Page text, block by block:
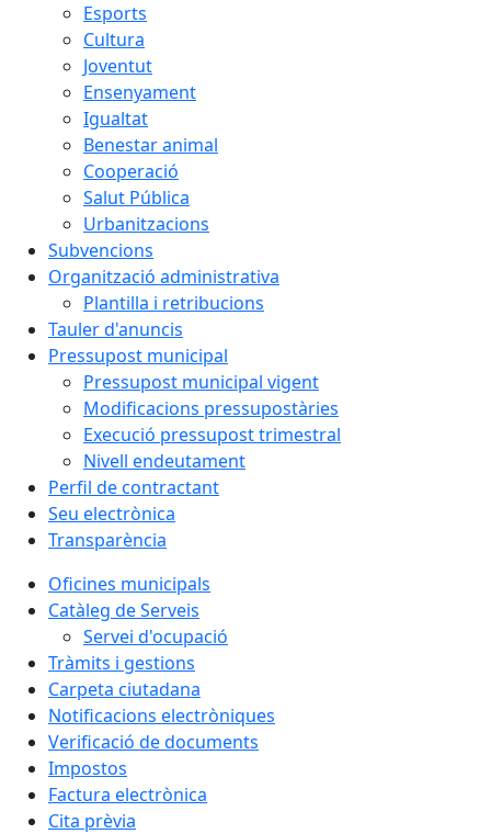
Esports
Cultura
Joventut
Ensenyament
Igualtat
Benestar animal
Cooperació
Salut Pública
Urbanitzacions
Subvencions
Organització administrativa
Plantilla i retribucions
Tauler d'anuncis
Pressupost municipal
Pressupost municipal vigent
Modificacions pressupostàries
Execució pressupost trimestral
Nivell endeutament
Perfil de contractant
Seu electrònica
Transparència
Oficines municipals
Catàleg de Serveis
Servei d'ocupació
Tràmits i gestions
Carpeta ciutadana
Notificacions electròniques
Verificació de documents
Impostos
Factura electrònica
Cita prèvia